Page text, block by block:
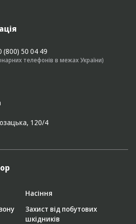
(800) 50 04 49
телефонів в межах України)
120/4
Насіння
Захист від побутових
шкідників